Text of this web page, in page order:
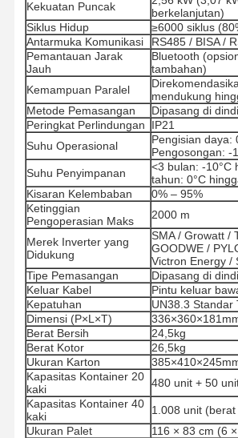
Rumah Produk
Kontrol
Kualitas
Hubungi
Kami
Sekarang
Sistem Tenaga Surya Pv
Pembangkit Tenaga Surya Portabel
Kekuatan Puncak
berkelanjutan)
Siklus Hidup
≥6000 siklus
Antarmuka Komunikasi
RS485 / BISA /
Pemantauan Jarak
Jauh
Bluetooth
tambahan)
Kemampuan Paralel
mendukung
Metode Pemasangan
Dipasang di
Peringkat Perlindungan
IP21
Suhu Operasional
Pengisian daya:
Pengosongan: -
Suhu Penyimpanan
<3 bulan: -10°C
tahun: 0°C
Kisaran Kelembaban
0% – 95%
Ketinggian
Pengoperasian Maks
2000 m
Merek Inverter yang
Didukung
SMA / Growatt /
GOODWE /
Victron Energy /
Tipe Pemasangan
Dipasang di
Keluar Kabel
Pintu keluar
Kepatuhan
UN38.3 Standar
Dimensi (P×L×T)
Berat Bersih
24,5kg
Berat Kotor
26,5kg
Ukuran Karton
Kapasitas Kontainer 20
kaki
480 unit + 50
Kapasitas Kontainer 40
kaki
1.008 unit
Ukuran Palet
116 × 83 cm (6